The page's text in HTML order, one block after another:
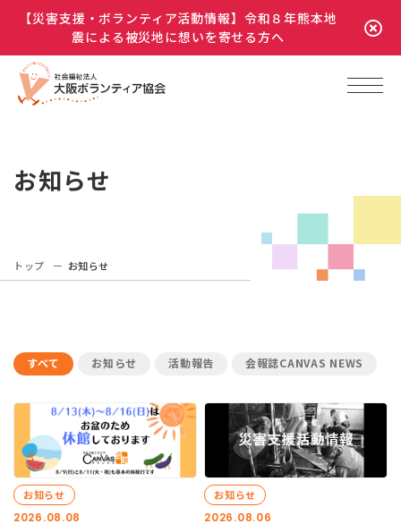
【災害支援・ボランティア活動情報】令和８年熊本地
震による被災地に想いを寄せる方へ
お知らせ
トップ お知らせ
すべて お知らせ 活動報告 会報誌CANVAS NEWS
2026.08.08
お知らせ
2026.08.06
お知らせ